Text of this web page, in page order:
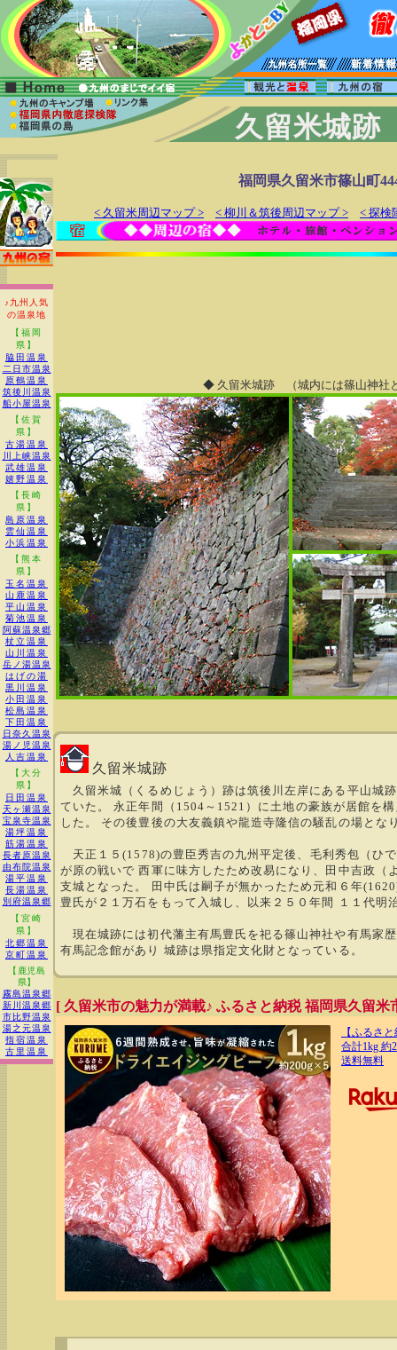
久留米城跡
♪九州人気
の温泉地
【福岡
県】
脇田温泉
二日市温泉
原鶴温泉
筑後川温泉
船小屋温泉
【佐賀
県】
古湯温泉
川上峡温泉
武雄温泉
嬉野温泉
【長崎
県】
島原温泉
雲仙温泉
小浜温泉
【熊本
県】
玉名温泉
山鹿温泉
平山温泉
菊池温泉
阿蘇温泉郷
杖立温泉
山川温泉
岳ノ湯温泉
はげの湯
黒川温泉
小田温泉
松島温泉
下田温泉
日奈久温泉
湯ノ児温泉
人吉温泉
【大分
県】
日田温泉
天ヶ瀬温泉
宝泉寺温泉
湯坪温泉
筋湯温泉
長者原温泉
由布院温泉
湯平温泉
長湯温泉
別府温泉郷
【宮崎
県】
北郷温泉
京町温泉
【鹿児島
県】
霧島温泉郷
新川温泉郷
市比野温泉
湯之元温泉
指宿温泉
古里温泉
福岡県久留米市篠山町
< 久留米周辺マップ > < 柳川＆筑後周辺マップ > < 探検
◆ 久留米城跡 （城内には篠山神社
久留米城跡
久留米城（くるめじょう）跡は筑後川左岸にある平山城
ていた。 永正年間（1504～1521）に土地の豪族が居館を
した。 その後豊後の大友義鎮や龍造寺隆信の騒乱の場とな
天正１５(1578)の豊臣秀吉の九州平定後、毛利秀包（ひ
が原の戦いで 西軍に味方したため改易になり、田中吉政（
支城となった。 田中氏は嗣子が無かったため元和６年
豊氏が２１万石をもって入城し、以来２５０年間 １１代明
現在城跡には初代藩主有馬豊氏を祀る篠山神社や有馬家
有馬記念館があり 城跡は県指定文化財となっている。
[ 久留米市の魅力が満載♪ ふるさと納税 福岡県久留米
【ふるさ
合計1kg 約
送料無料